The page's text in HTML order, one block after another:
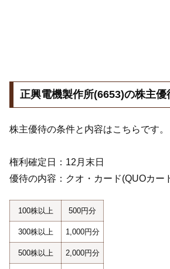
正興電機製作所(6653)の株主優
株主優待の条件と内容はこちらです。
権利確定日：12月末日
優待の内容：クオ・カード(QUOカー
100株以上 500円分
300株以上 1,000円分
500株以上 2,000円分